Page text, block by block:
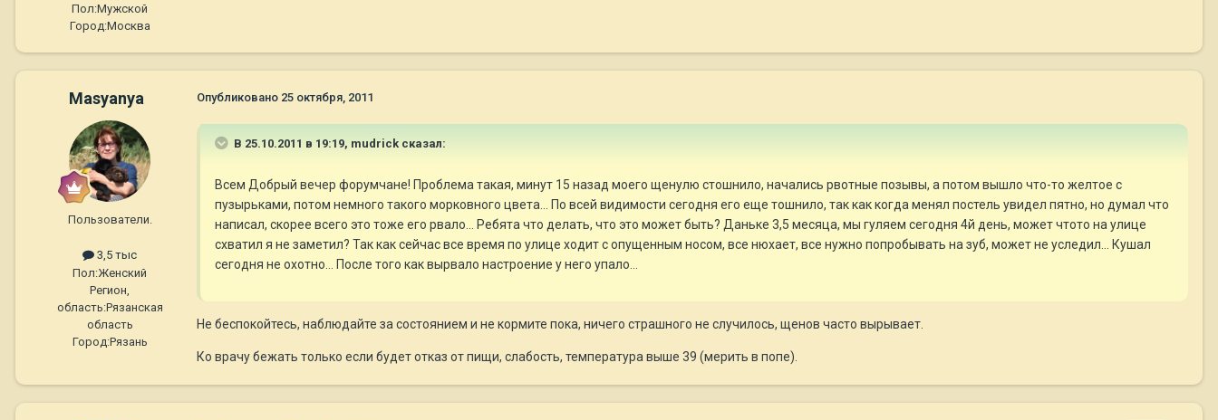
Пол:Мужской
Город:Москва
Masyanya
Пользователи.
3,5 тыс
Пол:Женский
Регион,
область:Рязанская
область
Город:Рязань
Опубликовано 25 октября, 2011
В 25.10.2011 в 19:19, mudrick сказал:
Всем Добрый вечер форумчане! Проблема такая, минут 15 назад моего щенулю стошнило, начались рвотные позывы, а потом вышло что-то желтое с
пузырьками, потом немного такого морковного цвета... По всей видимости сегодня его еще тошнило, так как когда менял постель увидел пятно, но думал что
написал, скорее всего это тоже его рвало... Ребята что делать, что это может быть? Даньке 3,5 месяца, мы гуляем сегодня 4й день, может чтото на улице
схватил я не заметил? Так как сейчас все время по улице ходит с опущенным носом, все нюхает, все нужно попробывать на зуб, может не уследил... Кушал
сегодня не охотно... После того как вырвало настроение у него упало...
Не беспокойтесь, наблюдайте за состоянием и не кормите пока, ничего страшного не случилось, щенов часто вырывает.
Ко врачу бежать только если будет отказ от пищи, слабость, температура выше 39 (мерить в попе).